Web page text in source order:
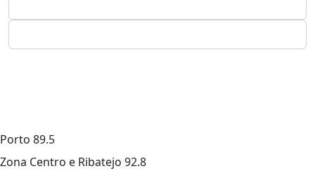
Porto 89.5
Zona Centro e Ribatejo 92.8